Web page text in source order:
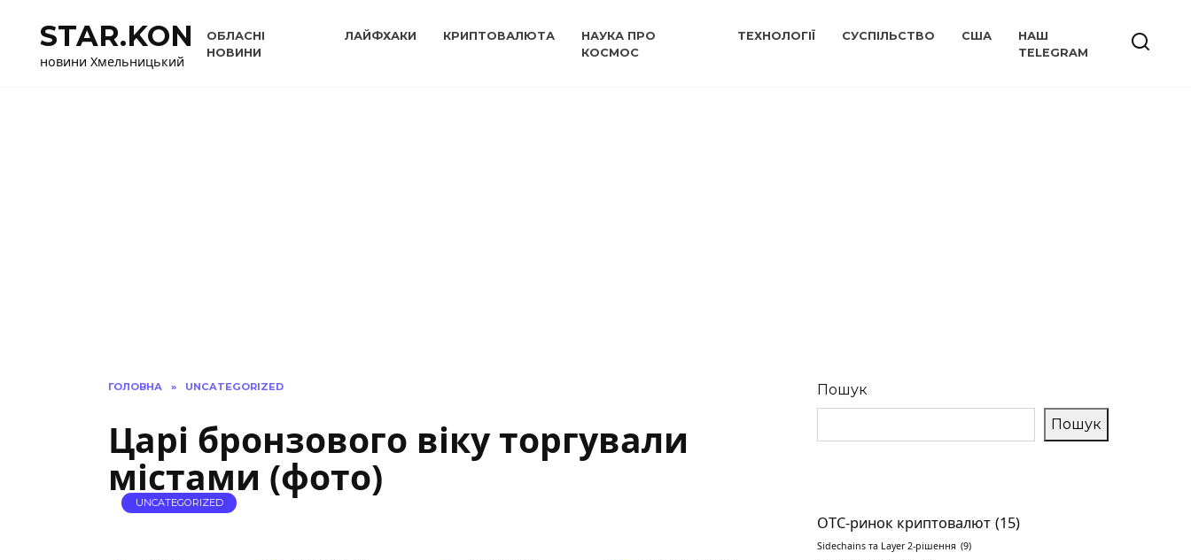
вмістуSTAR.KON
новини Хмельницький
ОБЛАСНІ
НОВИНИ
ЛАЙФХАКИ КРИПТОВАЛЮТА
НАУКА ПРО
КОСМОС
ТЕХНОЛОГІЇ СУСПІЛЬСТВО США
НАШ
TELEGRAM
ГОЛОВНА » UNCATEGORIZED
Царі бронзового віку торгували
містами (фото)
UNCATEGORIZED
Пошук
Пошук
OTC-ринок криптовалют (15)
Sidechains та Layer 2-рішення (9)